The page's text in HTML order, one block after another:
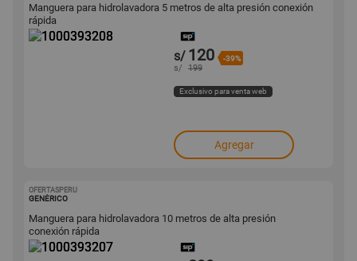
Manguera para hidrolavadora 5 metros de alta presión conexión
rápida
s/ 120 -39%
s/ 199
Exclusivo para venta web
Agregar
OFERTASPERU
GENÉRICO
Manguera para hidrolavadora 10 metros de alta presión
conexión rápida